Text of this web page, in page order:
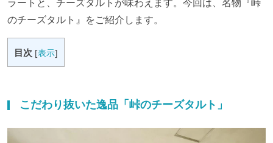
のチーズタルト』をご紹介します。
目次 [表示]
こだわり抜いた逸品「峠のチーズタルト」